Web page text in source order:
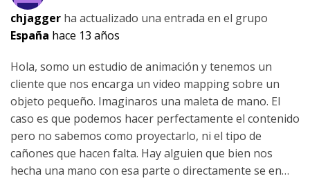
chjagger ha actualizado una entrada en el grupo
España hace 13 años
Hola, somo un estudio de animación y tenemos un
cliente que nos encarga un video mapping sobre un
objeto pequeño. Imaginaros una maleta de mano. El
caso es que podemos hacer perfectamente el contenido
pero no sabemos como proyectarlo, ni el tipo de
cañones que hacen falta. Hay alguien que bien nos
hecha una mano con esa parte o directamente se en…